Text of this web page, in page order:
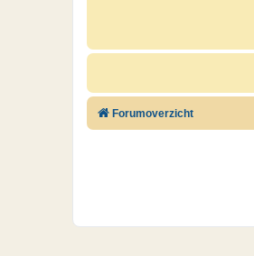
Forumoverzicht